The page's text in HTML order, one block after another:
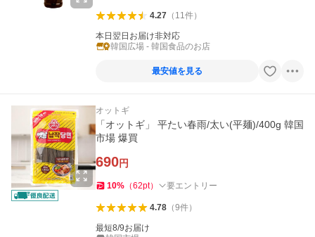
4.27（ 11件）
本日翌日お届け非対応
韓国広場 - 韓国食品のお店
最安値を見る
オットギ
「オットギ」 平たい春雨/太い(平麺)/400g 韓国
市場 爆買
690円
10% （62pt） 要エントリー
4.78（9件）
最短8/9お届け